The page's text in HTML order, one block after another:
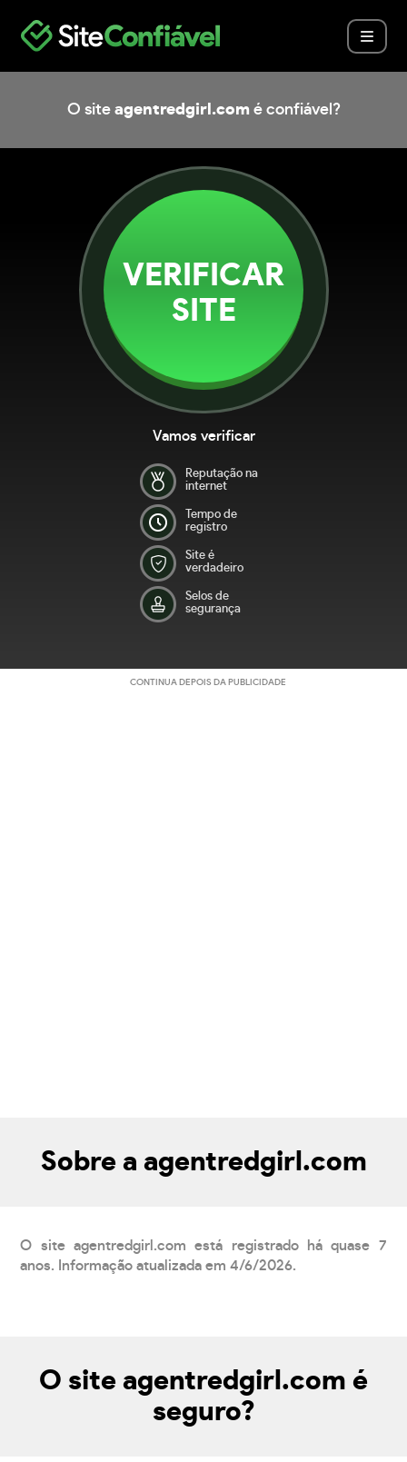
O site agentredgirl.com é confiável?
VERIFICAR
SITE
Vamos verificar
Reputação na
internet
Tempo de
registro
Site é
verdadeiro
Selos de
segurança
CONTINUA DEPOIS DA PUBLICIDADE
Sobre a agentredgirl.com
O site agentredgirl.com está registrado há quase 7
anos. Informação atualizada em 4/6/2026.
O site agentredgirl.com é
seguro?